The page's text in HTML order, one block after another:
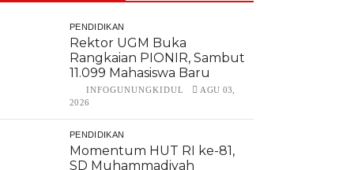
PENDIDIKAN
Rektor UGM Buka
Rangkaian PIONIR, Sambut
11.099 Mahasiswa Baru
INFOGUNUNGKIDUL
AGU 03,
2026
PENDIDIKAN
Momentum HUT RI ke-81,
SD Muhammadiyah